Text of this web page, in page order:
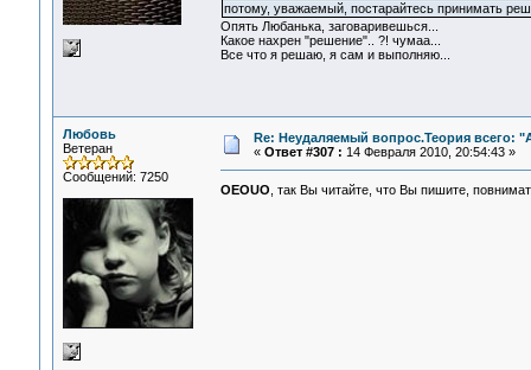
потому, уважаемый, постарайтесь принимать
Опять Любанька, заговаривешься...
Какое нахрен "решение".. ?! чумаа...
Все что я решаю, я сам и выполняю...
Любовь
Ветеран
Сообщений: 7250
Re: Неудаляемый вопрос.Теория всего:
« Ответ #307 : 14 Февраля 2010, 20:54:43 »
OEOUO , так Вы читайте, что Вы пишите,